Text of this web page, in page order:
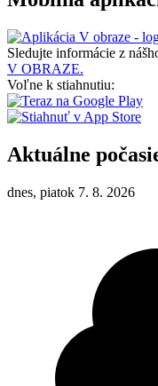
Sledujte informácie z
V OBRAZE.
Voľne k stiahnutiu:
Aktuálne
dnes, piatok 7. 8. 2026